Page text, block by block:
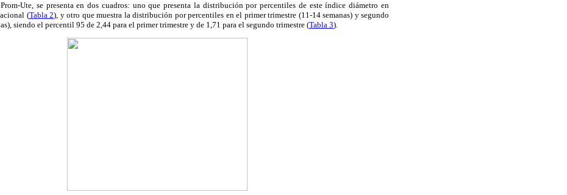
Ute, se presenta en dos cuadros: uno que presenta la distribución por percentiles de este índice diámetro en
(Tabla 2), y otro que muestra la distribución por percentiles en el primer trimestre (11-14 semanas) y segundo
siendo el percentil 95 de 2,44 para el primer trimestre y de 1,71 para el segundo trimestre (Tabla 3).